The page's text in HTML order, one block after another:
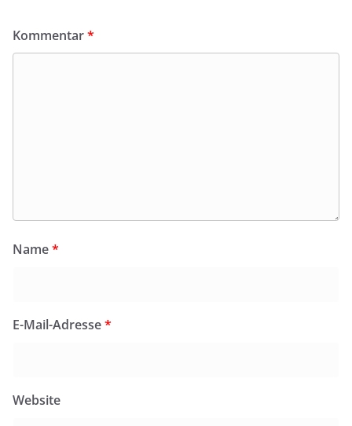
Kommentar*
Name*
E-Mail-Adresse*
Website